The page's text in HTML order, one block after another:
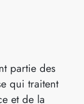
partie des
qui traitent
et de la